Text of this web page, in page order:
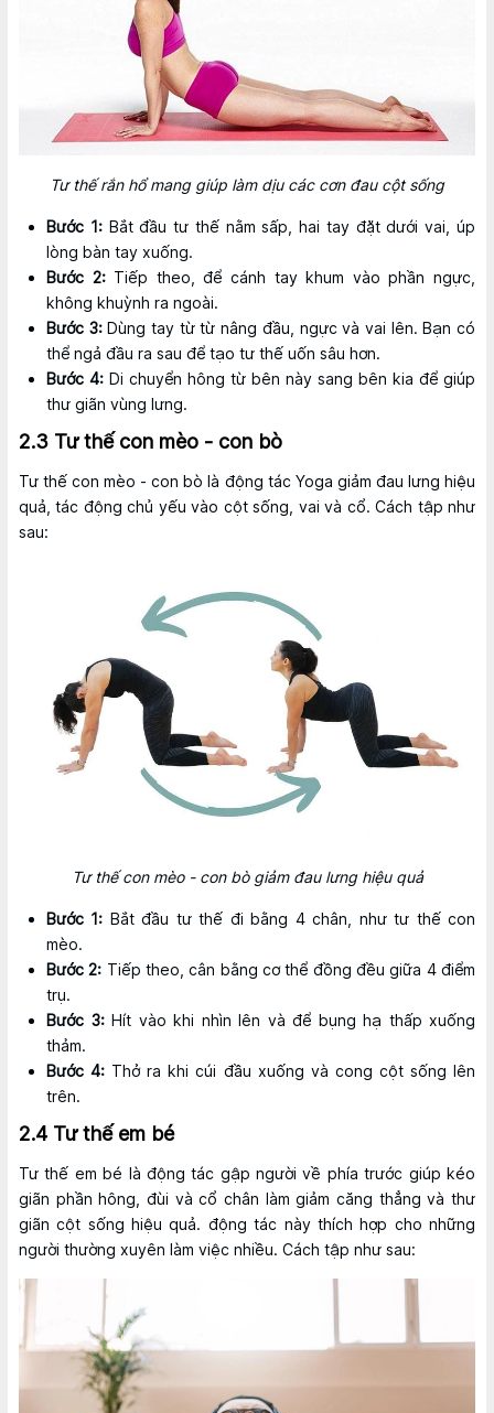
Tư thế rắn hổ mang giúp làm dịu các cơn đau cột sống
Bước 1:Bắt đầu tư thế nằm sấp, hai tay đặt dưới vai, úp
lòng bàn tay xuống.
Bước 2:Tiếp theo, để cánh tay khum vào phần ngực,
không khuỳnh ra ngoài.
Bước 3:Dùng tay từ từ nâng đầu, ngực và vai lên. Bạn có
thể ngả đầu ra sau để tạo tư thế uốn sâu hơn.
Bước 4: Di chuyển hông từ bên này sang bên kia để giúp
thư giãn vùng lưng.
2.3 Tư thế con mèo - con bò
Tư thế con mèo - con bò là động tác Yoga giảm đau lưng hiệu
quả, tác động chủ yếu vào cột sống, vai và cổ. Cách tập như
sau:
Tư thế con mèo - con bò giảm đau lưng hiệu quả
Bước 1: Bắt đầu tư thế đi bằng 4 chân, như tư thế con
mèo.
Bước 2: Tiếp theo, cân bằng cơ thể đồng đều giữa 4 điểm
trụ.
Bước 3:Hít vào khi nhìn lên và để bụng hạ thấp xuống
thảm.
Bước 4: Thở ra khi cúi đầu xuống và cong cột sống lên
trên.
2.4 Tư thế em bé
Tư thế em bé là động tác gập người về phía trước giúp kéo
giãn phần hông, đùi và cổ chân làm giảm căng thẳng và thư
giãn cột sống hiệu quả. động tác này thích hợp cho những
người thường xuyên làm việc nhiều. Cách tập như sau: